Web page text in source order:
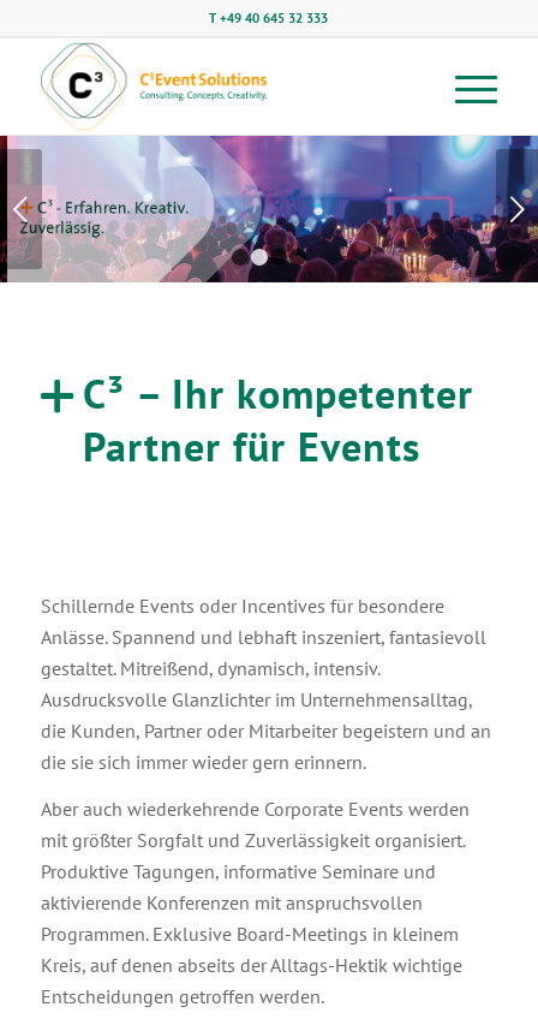
T +49 40 645 32 333
EVENTMARKETING Weiter
1 3 4
C³ – Ihr kompetenter
Partner für Events
Schillernde Events oder Incentives für besondere
Anlässe. Spannend und lebhaft inszeniert, fantasievoll
gestaltet. Mitreißend, dynamisch, intensiv.
Ausdrucksvolle Glanzlichter im Unternehmensalltag,
die Kunden, Partner oder Mitarbeiter begeistern und an
die sie sich immer wieder gern erinnern.
Aber auch wiederkehrende Corporate Events werden
mit größter Sorgfalt und Zuverlässigkeit organisiert.
Produktive Tagungen, informative Seminare und
aktivierende Konferenzen mit anspruchsvollen
Programmen. Exklusive Board-Meetings in kleinem
Kreis, auf denen abseits der Alltags-Hektik wichtige
Entscheidungen getroffen werden.